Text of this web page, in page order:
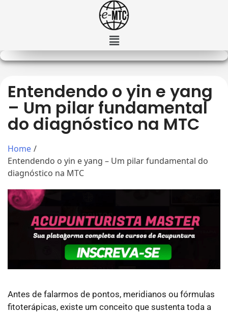
Entendendo o yin e yang
– Um pilar fundamental
do diagnóstico na MTC
Home /
Entendendo o yin e yang – Um pilar fundamental do
diagnóstico na MTC
Antes de falarmos de pontos, meridianos ou fórmulas
fitoterápicas, existe um conceito que sustenta toda a